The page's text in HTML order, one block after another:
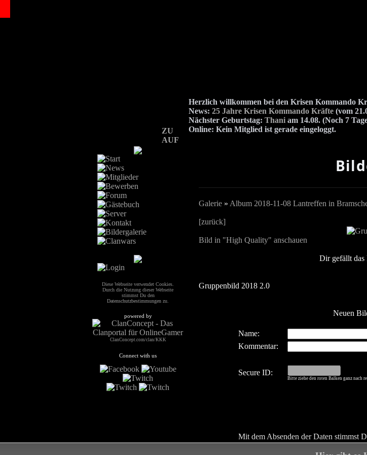
ZU
AUF
Herzlich willkommen bei den Krisen Kommando
News: 25 Jahre Krisen Kommando Kräfte (vom
Nächster Geburtstag: Thani am 14.08. (Noch 7
Online: Kein Mitglied ist gerade eingeloggt.
Diese Webseite verwendet Cookies.
Durch die Nutzung dieser Webseite
stimmst Du den
Datenschutzbestimmungen zu.
powered by
ClanConcept.com/clan/KKK
Connect with us
Galerie » Album 2018-11-08 Lantreffen in
[zurück]
Bild in "High Quality" anschauen
Dir gefällt das
Gruppenbild 2018 2.0
Neuen
Name:
Kommentar:
Secure ID:
Bitte ziehe den roten Balken ganz nach
Mit dem Absenden der Daten stimmst